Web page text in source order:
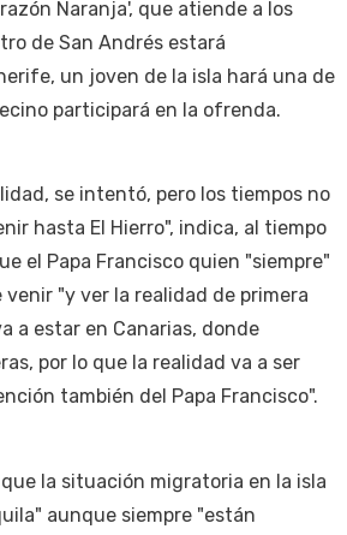
Naranja', que atiende a los
de San Andrés estará
un joven de la isla hará una de
participará en la ofrenda.
se intentó, pero los tiempos no
hasta El Hierro", indica, al tiempo
el Papa Francisco quien "siempre"
"y ver la realidad de primera
a estar en Canarias, donde
por lo que la realidad va a ser
también del Papa Francisco".
la situación migratoria en la isla
aunque siempre "están